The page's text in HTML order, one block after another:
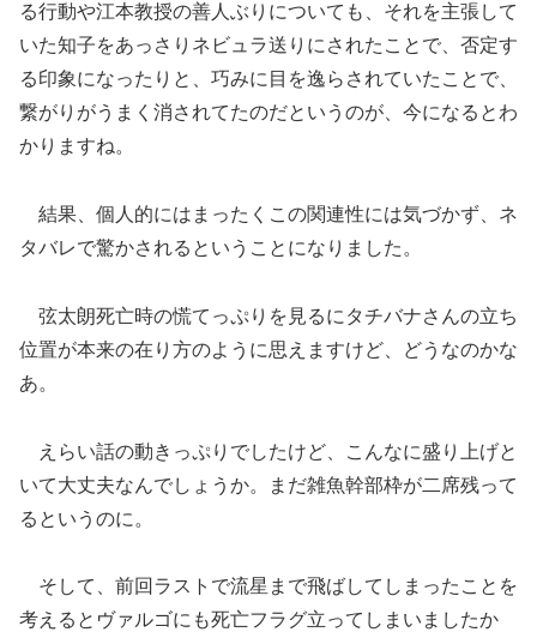
る行動や江本教授の善人ぶりについても、それを主張して
いた知子をあっさりネビュラ送りにされたことで、否定す
る印象になったりと、巧みに目を逸らされていたことで、
繋がりがうまく消されてたのだというのが、今になるとわ
かりますね。
結果、個人的にはまったくこの関連性には気づかず、ネ
タバレで驚かされるということになりました。
弦太朗死亡時の慌てっぷりを見るにタチバナさんの立ち
位置が本来の在り方のように思えますけど、どうなのかな
あ。
えらい話の動きっぷりでしたけど、こんなに盛り上げと
いて大丈夫なんでしょうか。まだ雑魚幹部枠が二席残って
るというのに。
そして、前回ラストで流星まで飛ばしてしまったことを
考えるとヴァルゴにも死亡フラグ立ってしまいましたか